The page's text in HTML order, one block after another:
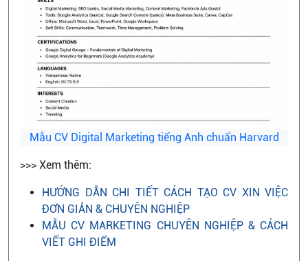
Mẫu CV Digital Marketing tiếng Anh chuẩn Harvard
>>> Xem thêm:
HƯỚNG DẪN CHI TIẾT CÁCH TẠO CV XIN VIỆC
ĐƠN GIẢN & CHUYÊN NGHIỆP
MẪU CV MARKETING CHUYÊN NGHIỆP & CÁCH
VIẾT GHI ĐIỂM